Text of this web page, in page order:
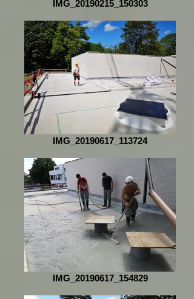
IMG_20190215_150303
IMG_20190617_113724
IMG_20190617_154829